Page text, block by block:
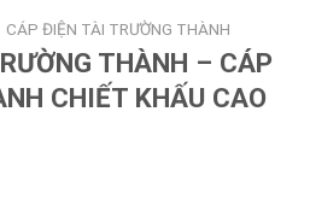
CÁP ĐIỆN TÀI TRƯỜNG THÀNH
THÀNH – CÁP
CHIẾT KHẤU CAO